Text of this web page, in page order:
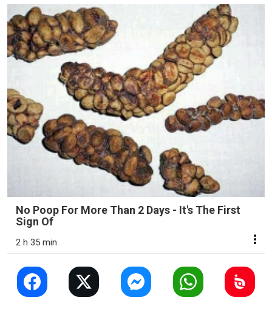
No Poop For More Than 2 Days - It's The First
Sign Of
2 h 35 min